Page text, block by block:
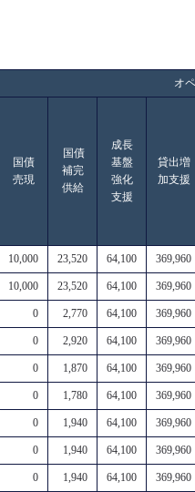
オ
国債
売現
国債
補完
供給
成長
基盤
強化
支援
貸出増
加支援
10,000 23,520 64,100 369,960
10,000 23,520 64,100 369,960
0 2,770 64,100 369,960
0 2,920 64,100 369,960
0 1,870 64,100 369,960
0 1,780 64,100 369,960
0 1,940 64,100 369,960
0 1,940 64,100 369,960
0 1,940 64,100 369,960